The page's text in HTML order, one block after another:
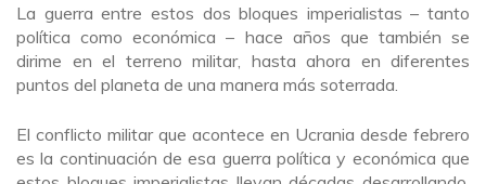
La guerra entre estos dos bloques imperialistas – tanto
política como económica – hace años que también se
dirime en el terreno militar, hasta ahora en diferentes
puntos del planeta de una manera más soterrada.
El conflicto militar que acontece en Ucrania desde febrero
es la continuación de esa guerra política y económica que